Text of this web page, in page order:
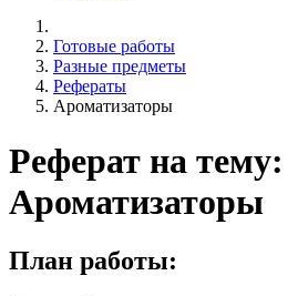
Готовые работы
Разные предметы
Рефераты
Ароматизаторы
Реферат на тему:
Ароматизаторы
План работы: